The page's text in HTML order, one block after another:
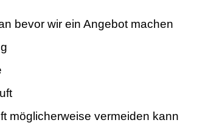
bevor wir ein Angebot machen
möglicherweise vermeiden kann